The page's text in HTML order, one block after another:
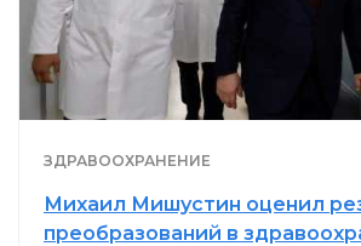
ЗДРАВООХРАНЕНИЕ
Михаил Мишустин оценил
преобразований в